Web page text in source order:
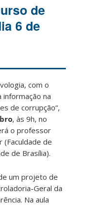
de
6 de
com o
informação na
de corrupção”,
, às 9h, no
o professor
(Faculdade de
de Brasília).
um projeto de
Geral da
Na aula